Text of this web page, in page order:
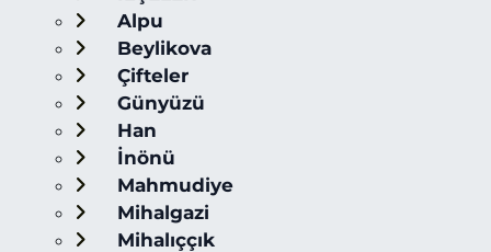
Alpu
Beylikova
Çifteler
Günyüzü
Han
İnönü
Mahmudiye
Mihalgazi
Mihalıççık